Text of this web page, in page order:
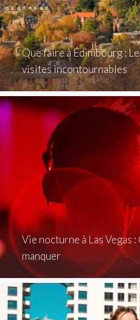
Que faire à Édimbourg :
visites incontournables
Vie nocturne à Las Vegas :
manquer